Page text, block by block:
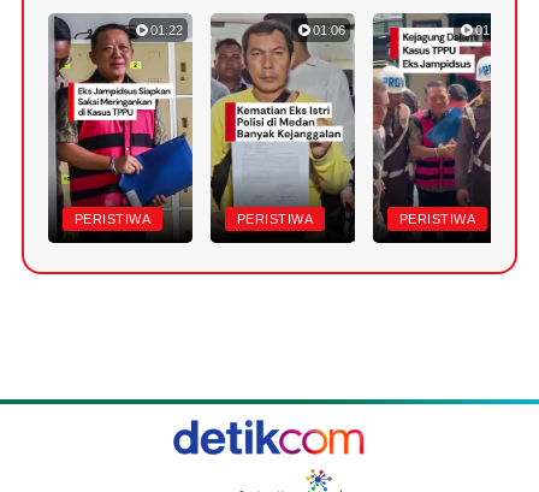
01:22
PERISTIWA
01:06
PERISTIWA
01:18
PERISTIWA